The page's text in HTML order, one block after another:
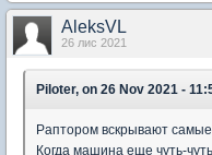
AleksVL
26 лис 2021
Piloter, on 26 Nov 2021 -
Раптором вскрывают
Когда машина еще чуть-